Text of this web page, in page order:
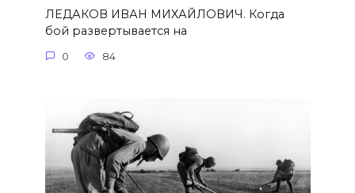
ЛЕДАКОВ ИВАН МИХАЙЛОВИЧ. Когда
бой развертывается на
0 84